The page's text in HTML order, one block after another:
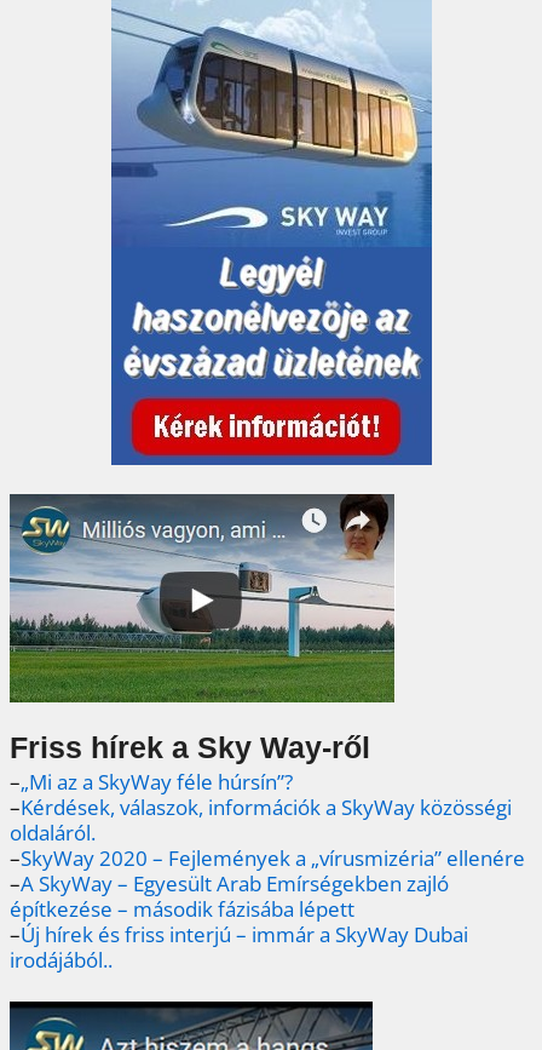
Friss hírek a Sky Way-ről
–„Mi az a SkyWay féle húrsín”?
–Kérdések, válaszok, információk a SkyWay közösségi
oldaláról.
–SkyWay 2020 – Fejlemények a „vírusmizéria” ellenére
–A SkyWay – Egyesült Arab Emírségekben zajló
építkezése – második fázisába lépett
–Új hírek és friss interjú – immár a SkyWay Dubai
irodájából..